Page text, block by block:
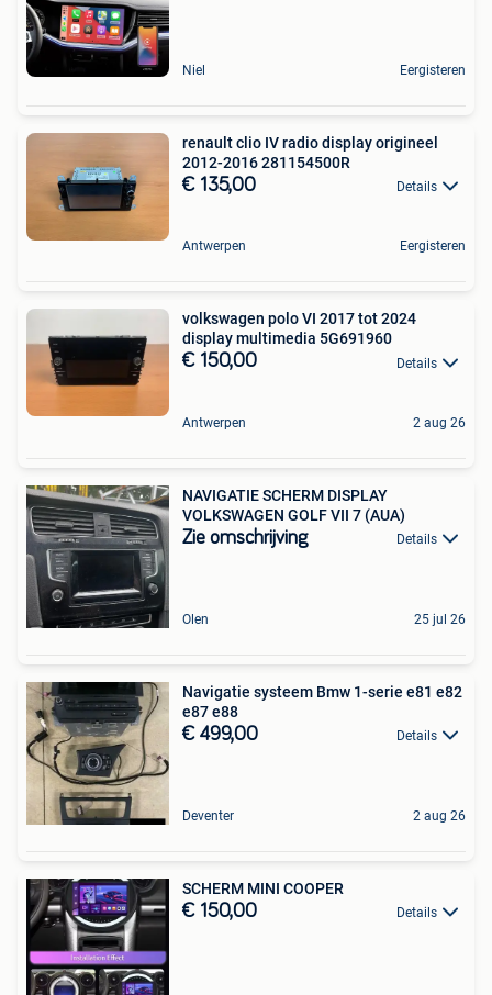
Niel Eergisteren
renault clio IV radio display origineel
2012-2016 281154500R
€ 135,00 Details
Antwerpen Eergisteren
volkswagen polo VI 2017 tot 2024
display multimedia 5G691960
€ 150,00 Details
Antwerpen 2 aug 26
NAVIGATIE SCHERM DISPLAY
VOLKSWAGEN GOLF VII 7 (AUA)
Zie omschrijving Details
Olen 25 jul 26
Navigatie systeem Bmw 1-serie e81 e82
e87 e88
€ 499,00 Details
Deventer 2 aug 26
SCHERM MINI COOPER
€ 150,00 Details